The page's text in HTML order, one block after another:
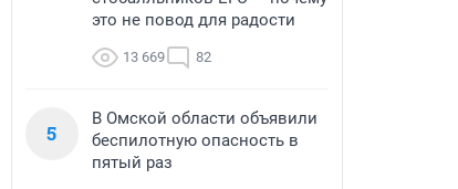
это не повод для радости
13 669 82
5
В Омской области объявили
беспилотную опасность в
пятый раз